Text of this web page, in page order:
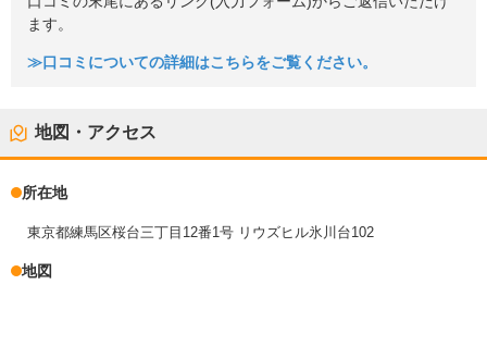
ます。
≫口コミについての詳細はこちらをご覧ください。
地図・アクセス
所在地
東京都練馬区桜台三丁目12番1号 リウズヒル氷川台102
地図